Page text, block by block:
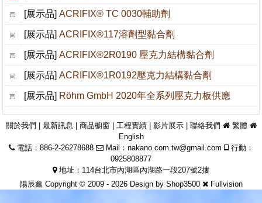
[展示品] ACRIFIX® TC 0030輔助劑
[展示品] ACRIFIX®117溶劑型黏合劑
[展示品] ACRIFIX®2R0190 壓克力結構黏合劑
[展示品] ACRIFIX®1R0192壓克力結構黏合劑
[展示品] Röhm GmbH 2020年全系列壓克力板供應
關於我們 最新訊息 商品櫥窗| 工程實績| 影片展示| 聯絡我們
繁體
English
電話：886-2-26278688
Mail： nakano.com.tw@gmail.com
行動：
0925808877
地址：114台北市內湖區內湖路一段207號2摟
陽辰鑫 Copyright © 2009 - 2026 Design by Shop3500 Fullvision